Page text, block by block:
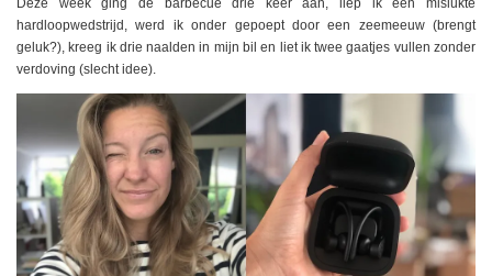
hardloopwedstrijd, werd ik onder gepoept door een zeemeeuw (brengt
geluk?), kreeg ik drie naalden in mijn bil en liet ik twee gaatjes vullen zonder
verdoving (slecht idee).